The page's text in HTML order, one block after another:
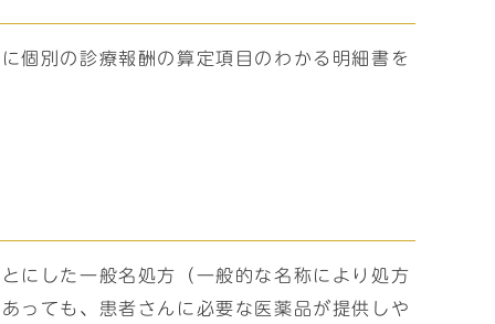
個別の診療報酬の算定項目のわかる明細書を
にした一般名処方（一般的な名称により処方
っても、患者さんに必要な医薬品が提供しや